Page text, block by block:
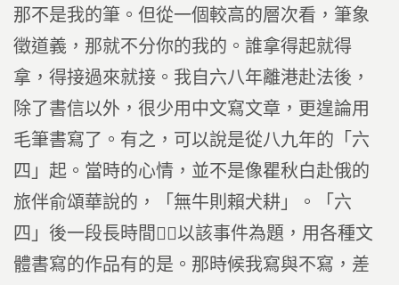
那不是我的筆。但從一個較高的層次看，筆象
徵道義，那就不分你的我的。誰拿得起就得
拿，得接過來就接。我自六八年離港赴法後，
除了書信以外，很少用中文寫文章，更遑論用
毛筆書寫了。有之，可以說是從八九年的「六
四」起。當時的心情，並不是像瞿秋白赴俄的
旅伴俞頌華說的，「無牛則賴犬耕」。「六
四」後一段長時間，以該事件為題，用各種文
體書寫的作品有的是。那時候我寫與不寫，差